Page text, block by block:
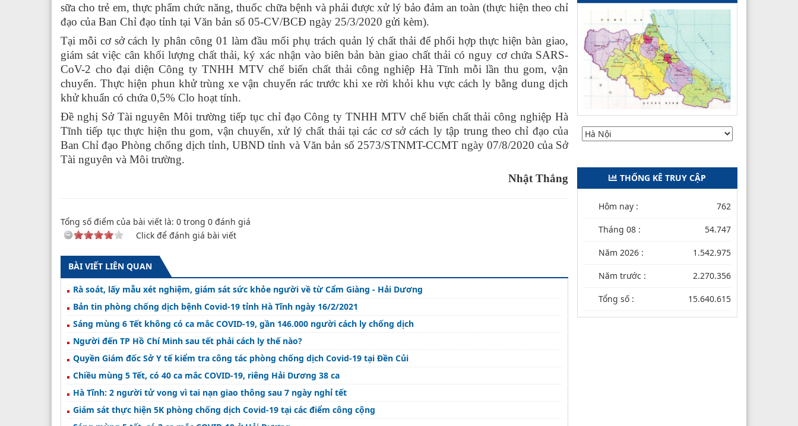
sữa cho trẻ em, thực phẩm chức năng, thuốc chữa bệnh và phải được xử lý bảo đảm an toàn (thực hiện theo chỉ
đạo của Ban Chỉ đạo tỉnh tại Văn bản số 05-CV/BCĐ ngày 25/3/2020 gửi kèm).
Tại mỗi cơ sở cách ly phân công 01 làm đầu mối phụ trách quản lý chất thải để phối hợp thực hiện bàn giao,
giám sát việc cân khối lượng chất thải, ký xác nhận vào biên bản bàn giao chất thải có nguy cơ chứa SARS-
CoV-2 cho đại diện Công ty TNHH MTV chế biến chất thải công nghiệp Hà Tĩnh mỗi lần thu gom, vận
chuyển. Thực hiện phun khử trùng xe vận chuyển rác trước khi xe rời khỏi khu vực cách ly bằng dung dịch
khử khuẩn có chứa 0,5% Clo hoạt tính.
Đề nghị Sở Tài nguyên Môi trường tiếp tục chỉ đạo Công ty TNHH MTV chế biến chất thải công nghiệp Hà
Tĩnh tiếp tục thực hiện thu gom, vận chuyển, xử lý chất thải tại các cơ sở cách ly tập trung theo chỉ đạo của
Ban Chỉ đạo Phòng chống dịch tỉnh, UBND tỉnh và Văn bản số 2573/STNMT-CCMT ngày 07/8/2020 của Sở
Tài nguyên và Môi trường.
Nhật Thắng
Tổng số điểm của bài viết là: 0 trong 0 đánh giá
Click để đánh giá bài viết
BÀI VIẾT LIÊN QUAN
Rà soát, lấy mẫu xét nghiệm, giám sát sức khỏe người về từ Cẩm Giàng - Hải Dương
Bản tin phòng chống dịch bệnh Covid-19 tỉnh Hà Tĩnh ngày 16/2/2021
Sáng mùng 6 Tết không có ca mắc COVID-19, gần 146.000 người cách ly chống dịch
Người đến TP Hồ Chí Minh sau tết phải cách ly thế nào?
Quyền Giám đốc Sở Y tế kiểm tra công tác phòng chống dịch Covid-19 tại Đền Củi
Chiều mùng 5 Tết, có 40 ca mắc COVID-19, riêng Hải Dương 38 ca
Hà Tĩnh: 2 người tử vong vì tai nạn giao thông sau 7 ngày nghỉ tết
Giám sát thực hiện 5K phòng chống dịch Covid-19 tại các điểm công cộng
THỐNG KÊ TRUY CẬP
Hôm nay : 762
Tháng 08 : 54.747
Năm 2026 : 1.542.975
Năm trước : 2.270.356
Tổng số : 15.640.615